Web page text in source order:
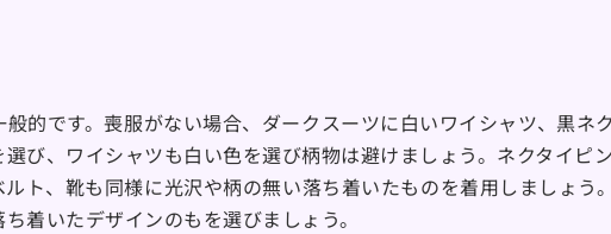
的です。喪服がない場合、ダークスーツに白いワイシャツ、黒ネ
び、ワイシャツも白い色を選び柄物は避けましょう。ネクタイピ
ト、靴も同様に光沢や柄の無い落ち着いたものを着用しましょう
着いたデザインのもを選びましょう。